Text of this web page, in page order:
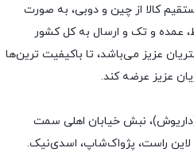
مستقیم کالا از چین و دوبی، به صورت
عمده و تک و ارسال به کل کشور
عزیز می‌باشد، تا باکیفیت ترین‌ها
عزیز عرضه کند.
نبش خیابان اهلی سمت
لاین راست، پژواک‌شاپ، اسدی‌نیک.